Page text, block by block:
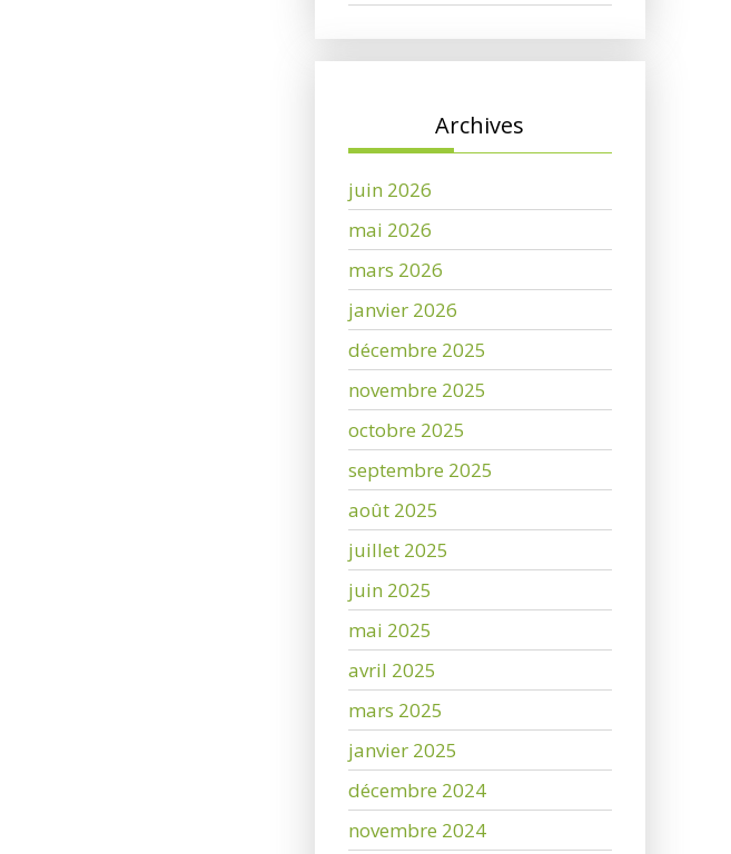
Archives
juin 2026
mai 2026
mars 2026
janvier 2026
décembre 2025
novembre 2025
octobre 2025
septembre 2025
août 2025
juillet 2025
juin 2025
mai 2025
avril 2025
mars 2025
janvier 2025
décembre 2024
novembre 2024